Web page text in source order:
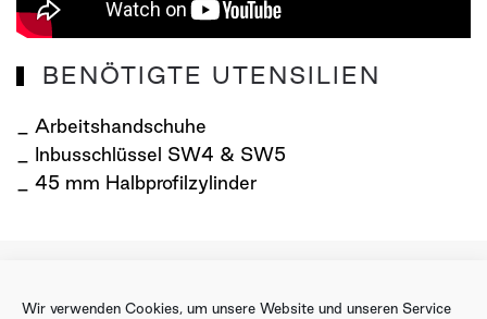
Wir verwenden Cookies, um unsere Website und unseren Service
BENÖTIGTE UTENSILIEN
_ Arbeitshandschuhe
_ Inbusschlüssel SW4 & SW5
_ 45 mm Halbprofilzylinder